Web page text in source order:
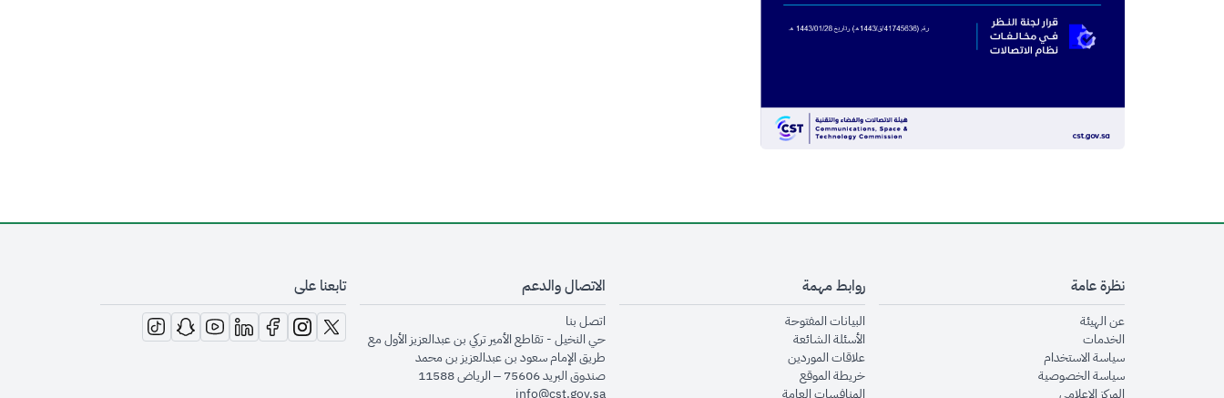
نظرة عامة
عن الهيئةopens in new window
الخدماتopens in new window
سياسة الاستخدامopens in new window
سياسة الخصوصيةopens in new window
المركز الإعلاميopens in new window
روابط مهمة
البيانات المفتوحةopens in new window
الأسئلة الشائعةopens in new window
علاقات الموردينopens in new window
خريطة الموقعopens in new window
المنافسات العامةopens in new window
الاتصال والدعم
اتصل بنا
حي النخيل - تقاطع الأمير تركي بن عبدالعزيز الأول مع
طريق الإمام سعود بن عبدالعزيز بن محمد
صندوق البريد 75606 – الرياض 11588
info@cst.gov.sa
تابعنا على
opens in new window
opens in new window
opens in new window
opens in new window
opens in new window
opens in new window
opens in new window